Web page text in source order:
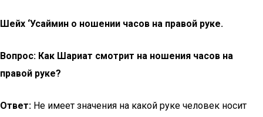
Шейх ‘Усаймин о ношении часов на правой руке.
Вопрос: Как Шариат смотрит на ношения часов на
правой руке?
Ответ: Не имеет значения на какой руке человек носит